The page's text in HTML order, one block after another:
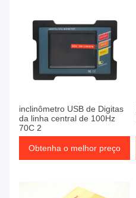
inclinômetro USB de Digitas
da linha central de 100Hz
70C 2
Obtenha o melhor preço